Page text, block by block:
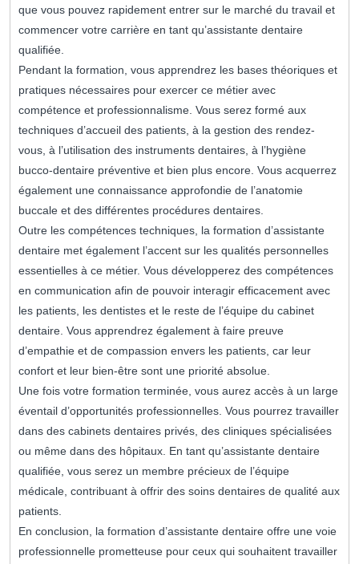
que vous pouvez rapidement entrer sur le marché du travail et
commencer votre carrière en tant qu’assistante dentaire
qualifiée.
Pendant la formation, vous apprendrez les bases théoriques et
pratiques nécessaires pour exercer ce métier avec
compétence et professionnalisme. Vous serez formé aux
techniques d’accueil des patients, à la gestion des rendez-
vous, à l’utilisation des instruments dentaires, à l’hygiène
bucco-dentaire préventive et bien plus encore. Vous acquerrez
également une connaissance approfondie de l’anatomie
buccale et des différentes procédures dentaires.
Outre les compétences techniques, la formation d’assistante
dentaire met également l’accent sur les qualités personnelles
essentielles à ce métier. Vous développerez des compétences
en communication afin de pouvoir interagir efficacement avec
les patients, les dentistes et le reste de l’équipe du cabinet
dentaire. Vous apprendrez également à faire preuve
d’empathie et de compassion envers les patients, car leur
confort et leur bien-être sont une priorité absolue.
Une fois votre formation terminée, vous aurez accès à un large
éventail d’opportunités professionnelles. Vous pourrez travailler
dans des cabinets dentaires privés, des cliniques spécialisées
ou même dans des hôpitaux. En tant qu’assistante dentaire
qualifiée, vous serez un membre précieux de l’équipe
médicale, contribuant à offrir des soins dentaires de qualité aux
patients.
En conclusion, la formation d’assistante dentaire offre une voie
professionnelle prometteuse pour ceux qui souhaitent travailler